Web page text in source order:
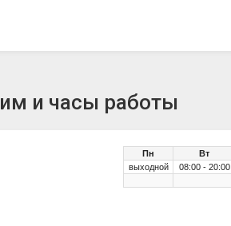
и часы работы
Пн Вт
выходной
08:00 - 20:00